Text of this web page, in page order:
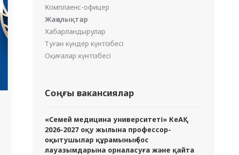
Комплаенс-офицер
Жаңалықтар
Хабарландырулар
Туған күндер күнтізбесі
Оқиғалар күнтізбесі
Соңғы вакансиялар
«Семей медицина университеті» КеАҚ
2026-2027 оқу жылына профессор-
оқытушылар құрамының бос
лауазымдарына орналасуға және қайта